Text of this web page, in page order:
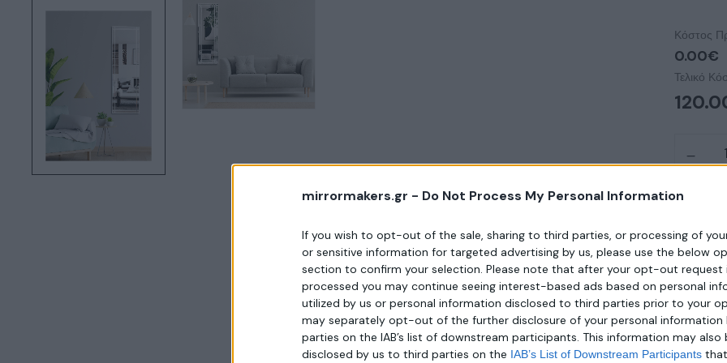
mirrormakers.gr - Do Not Process My Personal Information
If you wish to opt-out of the sale, sharing to third parties, or processing of
or sensitive information for targeted advertising by us, please use the below
section to confirm your selection. Please note that after your opt-out request
processed you may continue seeing interest-based ads based on personal
utilized by us or personal information disclosed to third parties prior to your
may separately opt-out of the further disclosure of your personal information
parties on the IAB’s list of downstream participants. This information may also
disclosed by us to third parties on the IAB’s List of Downstream Participants
Κόστος
0.00€
Τελικό
Κωδικός
Share :